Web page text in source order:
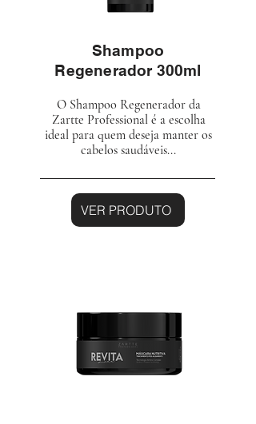
Shampoo
Regenerador 300ml
O Shampoo Regenerador da
Zartte Professional é a escolha
ideal para quem deseja manter os
cabelos saudáveis...
VER PRODUTO